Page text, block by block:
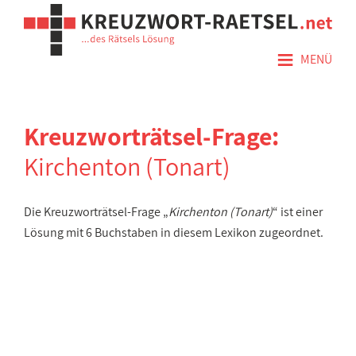
≡ MENÜ
Kreuzworträtsel-Frage:
Kirchenton (Tonart)
Die Kreuzworträtsel-Frage „Kirchenton (Tonart)“ ist einer
Lösung mit 6 Buchstaben in diesem Lexikon zugeordnet.